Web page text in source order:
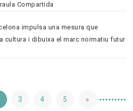
Compartida
impulsa una mesura que
cultura i dibuixa el marc normatiu futur
3 4 5 »